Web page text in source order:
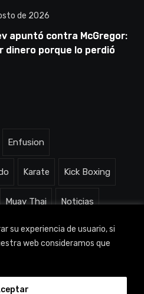
su experiencia de usuario, si
web consideramos que
de 2026
apuntó contra McGregor:
dinero porque lo perdió
Enfusion
Karate Kick Boxing
Muay Thai Noticias
Arena Uncategorized